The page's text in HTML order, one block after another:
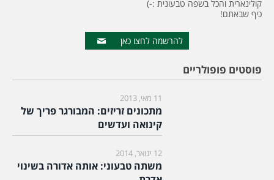
קולינארית והכל בשפה טבעונית :-)
כיף שבאתם!
להרשמה לחצו כאן
פוסטים פופולריים
11 מאי, 2013
מתכונים זריזים: המבורגר פריך של
קינואה ועדשים
12 ינואר, 2014
משתה טבעוני: אותה אדורה בשינוי